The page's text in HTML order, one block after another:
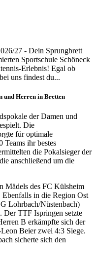
27 - Dein Sprungbrett
Sportschule Schöneck
Erlebnis! Egal ob
uns findest du...
und Herren in Bretten
der Damen und
Die
für optimale
Teams ihr bestes
die Pokalsieger der
anschließend um die
Mädels des FC Külsheim
in die Region Ost
Lohrbach/Nüstenbach)
Der TTF Ispringen setzte
B erkämpfte sich der
Beier zwei 4:3 Siege.
sicherte sich den